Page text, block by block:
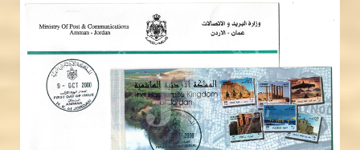
JS
JORDANSTAMPS.COM